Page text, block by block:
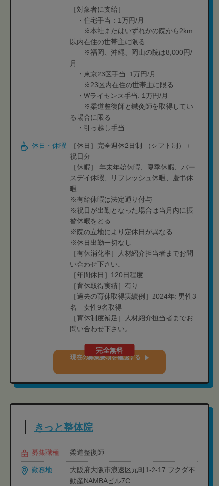
［対象者に支給］
・住宅手当：1万円/月
※本社またはいずれかの院から2km
以内在住の世帯主に限る
※福岡、沖縄、岡山の院は8,000円/
月
・東京23区手当: 1万円/月
※23区内在住の世帯主に限る
・Wライセンス手当: 1万円/月
※柔道整復師と鍼灸師を取得してい
る場合に限る
・引っ越し手当
休日・休暇
［休日］完全週休2日制 （シフト制）＋
祝日分
［休暇］ 年末年始休暇、夏季休暇、バー
スデイ休暇、リフレッシュ休暇、慶弔休
暇
※有給休暇は法定通り付与
※祝日が出勤となった場合は当月内に振
替休暇をとる
※院の立地により定休日が異なる
※休日出勤一切なし
［有休消化率］人材紹介担当者までお問
い合わせ下さい。
［年間休日］120日程度
［育休取得実績］有り
［過去の育休取得実績例］2024年: 男性3
名 女性9名取得
［育休制度補足］人材紹介担当者までお
問い合わせ下さい。
完全無料
現在の募集要項を確認する
きっと整体院
募集職種 柔道整復師
勤務地
大阪府大阪市浪速区元町1-2-17 フクダ不
動産NAMBAビル7C